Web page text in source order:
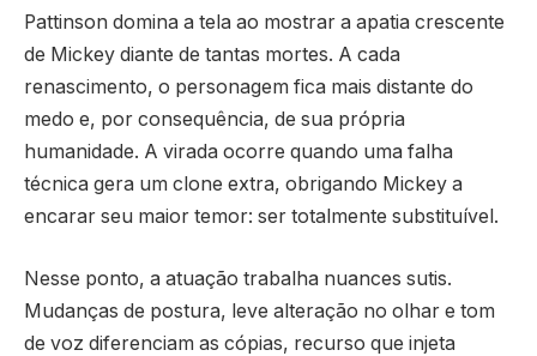
Pattinson domina a tela ao mostrar a apatia crescente
de Mickey diante de tantas mortes. A cada
renascimento, o personagem fica mais distante do
medo e, por consequência, de sua própria
humanidade. A virada ocorre quando uma falha
técnica gera um clone extra, obrigando Mickey a
encarar seu maior temor: ser totalmente substituível.
Nesse ponto, a atuação trabalha nuances sutis.
Mudanças de postura, leve alteração no olhar e tom
de voz diferenciam as cópias, recurso que injeta